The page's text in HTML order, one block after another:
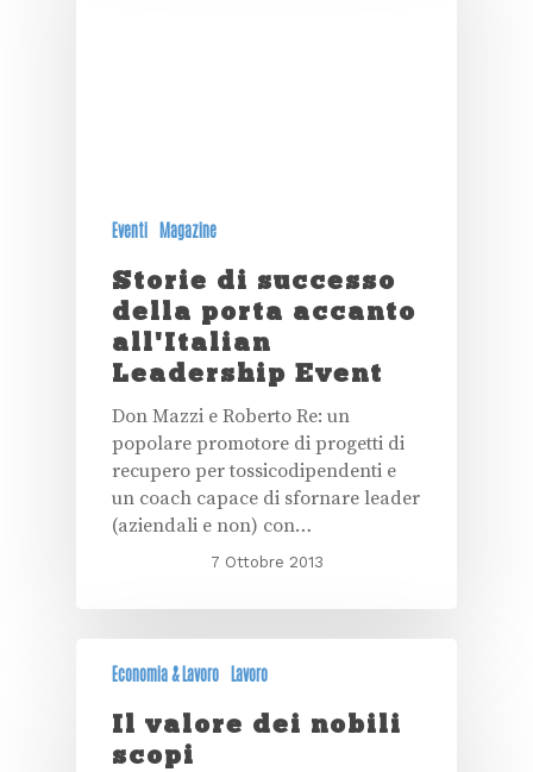
Eventi Magazine
Storie di successo
della porta accanto
all'Italian
Leadership Event
Don Mazzi e Roberto Re: un
popolare promotore di progetti di
recupero per tossicodipendenti e
un coach capace di sfornare leader
(aziendali e non) con…
7 Ottobre 2013
Economia & Lavoro Lavoro
Il valore dei nobili
scopi